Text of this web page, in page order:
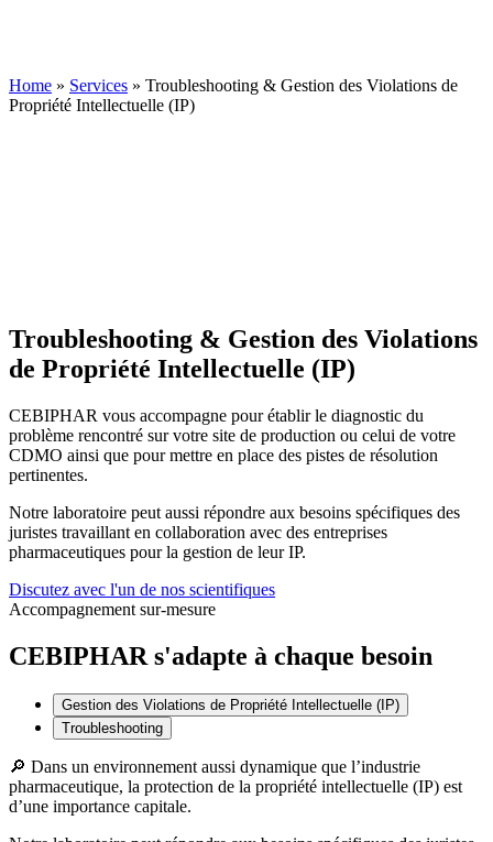
Home » Services » Troubleshooting & Gestion des Violations de
Propriété Intellectuelle (IP)
Troubleshooting & Gestion des Violations
de Propriété Intellectuelle (IP)
CEBIPHAR vous accompagne pour établir le diagnostic du
problème rencontré sur votre site de production ou celui de votre
CDMO ainsi que pour mettre en place des pistes de résolution
pertinentes.
Notre laboratoire peut aussi répondre aux besoins spécifiques des
juristes travaillant en collaboration avec des entreprises
pharmaceutiques pour la gestion de leur IP.
Discutez avec l'un de nos scientifiques
Accompagnement sur-mesure
CEBIPHAR s'adapte à chaque besoin
Gestion des Violations de Propriété Intellectuelle (IP)
Troubleshooting
🔎 Dans un environnement aussi dynamique que l’industrie
pharmaceutique, la protection de la propriété intellectuelle (IP) est
d’une importance capitale.